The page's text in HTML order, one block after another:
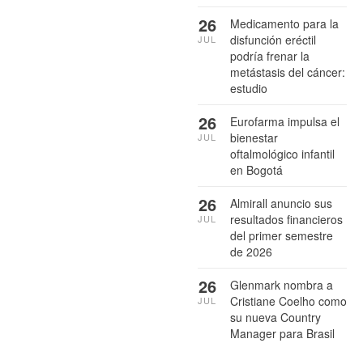
Medicamento para la
disfunción eréctil
podría frenar la
metástasis del cáncer:
estudio
26
JUL
Eurofarma impulsa el
bienestar
oftalmológico infantil
en Bogotá
26
JUL
Almirall anuncio sus
resultados financieros
del primer semestre
de 2026
26
JUL
Glenmark nombra a
Cristiane Coelho como
su nueva Country
Manager para Brasil
26
JUL